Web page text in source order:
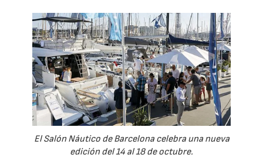
El Salón Náutico de Barcelona celebra una nueva
edición del 14 al 18 de octubre.